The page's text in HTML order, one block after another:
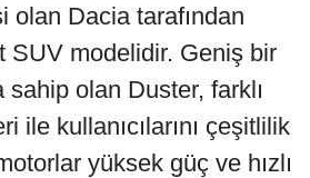
olan Dacia tarafından
SUV modelidir. Geniş bir
sahip olan Duster, farklı
ile kullanıcılarını çeşitlilik
yüksek güç ve hızlı